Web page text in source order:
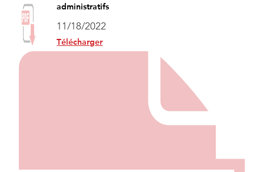
administratifs
11/18/2022
Télécharger